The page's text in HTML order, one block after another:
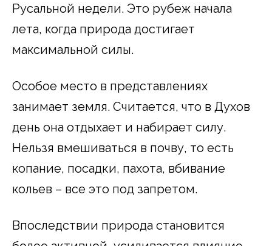
Русальной недели. Это рубеж начала
лета, когда природа достигает
максимальной силы.
Особое место в представлениях
занимает земля. Считается, что в Духов
день она отдыхает и набирает силу.
Нельзя вмешиваться в почву, то есть
копание, посадки, пахота, вбивание
кольев – все это под запретом.
Впоследствии природа становится